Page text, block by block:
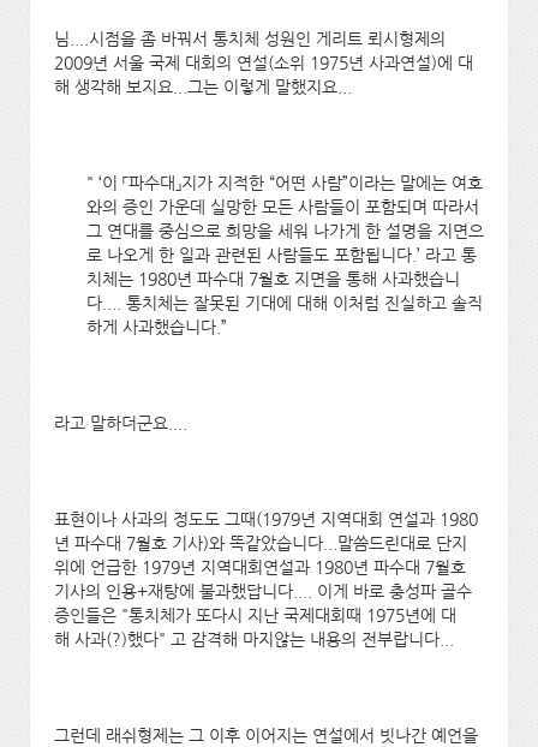
님....시점을 좀 바꿔서 통치체 성원인 게리트 뢰시형제의
2009년 서울 국제 대회의 연설(소위 1975년 사과연설)에 대
해 생각해 보지요...그는 이렇게 말했지요...
" ‘이 「파수대」지가 지적한 “어떤 사람”이라는 말에는 여호
와의 증인 가운데 실망한 모든 사람들이 포함되며 따라서
그 연대를 중심으로 희망을 세워 나가게 한 설명을 지면으
로 나오게 한 일과 관련된 사람들도 포함됩니다.’ 라고 통
치체는 1980년 파수대 7월호 지면을 통해 사과했습니
다.... 통치체는 잘못된 기대에 대해 이처럼 진실하고 솔직
하게 사과했습니다.”
라고 말하더군요....
표현이나 사과의 정도도 그때(1979년 지역대회 연설과 1980
년 파수대 7월호 기사)와 똑같았습니다...말씀드린대로 단지
위에 언급한 1979년 지역대회연설과 1980년 파수대 7월호
기사의 인용+재탕에 불과했답니다.... 이게 바로 충성파 골수
증인들은 "통치체가 또다시 지난 국제대회때 1975년에 대
해 사과(?)했다" 고 감격해 마지않는 내용의 전부랍니다...
그런데 래쉬형제는 그 이후 이어지는 연설에서 빗나간 예언을